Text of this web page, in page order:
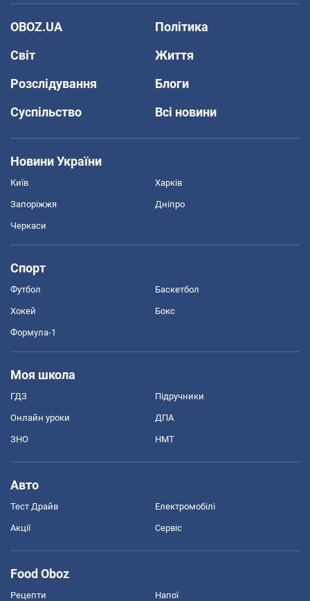
OBOZ.UA
Політика
Світ
Життя
Розслідування
Блоги
Суспільство
Всі новини
Новини України
Київ Харків
Запоріжжя Дніпро
Черкаси
Спорт
Футбол Баскетбол
Хокей Бокс
Формула-1
Моя школа
ГДЗ Підручники
Онлайн уроки ДПА
ЗНО НМТ
Авто
Тест Драйв Електромобілі
Акції Сервіс
Food Oboz
Рецепти Напої